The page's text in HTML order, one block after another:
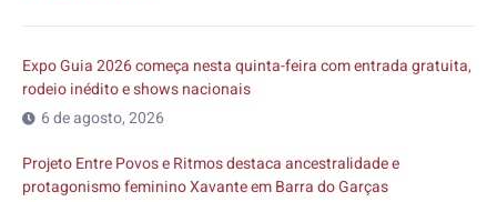
Expo Guia 2026 começa nesta quinta-feira com entrada gratuita,
rodeio inédito e shows nacionais
6 de agosto, 2026
Projeto Entre Povos e Ritmos destaca ancestralidade e
protagonismo feminino Xavante em Barra do Garças